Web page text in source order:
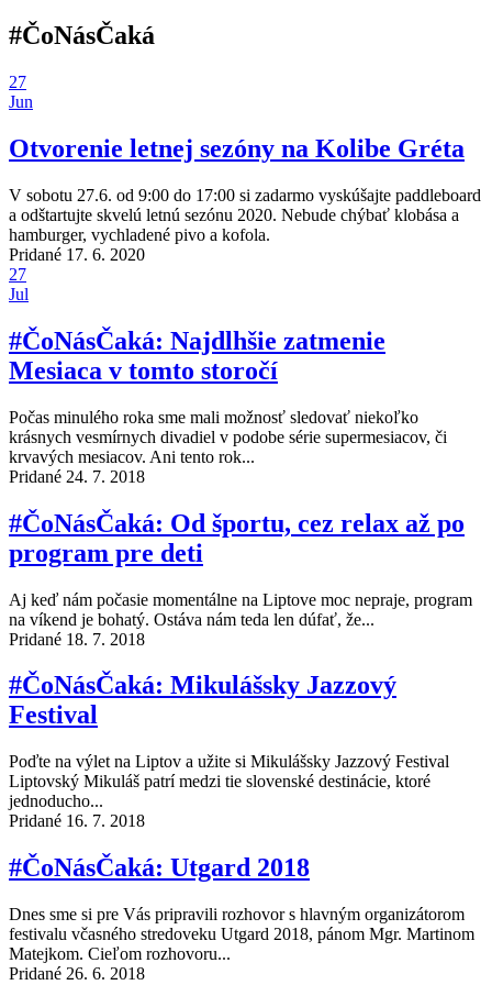
#ČoNásČaká
27
Jun
Otvorenie letnej sezóny na Kolibe Gréta
V sobotu 27.6. od 9:00 do 17:00 si zadarmo vyskúšajte paddleboard
a odštartujte skvelú letnú sezónu 2020. Nebude chýbať klobása a
hamburger, vychladené pivo a kofola.
Pridané 17. 6. 2020
27
Jul
#ČoNásČaká: Najdlhšie zatmenie
Mesiaca v tomto storočí
Počas minulého roka sme mali možnosť sledovať niekoľko
krásnych vesmírnych divadiel v podobe série supermesiacov, či
krvavých mesiacov. Ani tento rok...
Pridané 24. 7. 2018
#ČoNásČaká: Od športu, cez relax až po
program pre deti
Aj keď nám počasie momentálne na Liptove moc nepraje, program
na víkend je bohatý. Ostáva nám teda len dúfať, že...
Pridané 18. 7. 2018
#ČoNásČaká: Mikulášsky Jazzový
Festival
Poďte na výlet na Liptov a užite si Mikulášsky Jazzový Festival
Liptovský Mikuláš patrí medzi tie slovenské destinácie, ktoré
jednoducho...
Pridané 16. 7. 2018
#ČoNásČaká: Utgard 2018
Dnes sme si pre Vás pripravili rozhovor s hlavným organizátorom
festivalu včasného stredoveku Utgard 2018, pánom Mgr. Martinom
Matejkom. Cieľom rozhovoru...
Pridané 26. 6. 2018